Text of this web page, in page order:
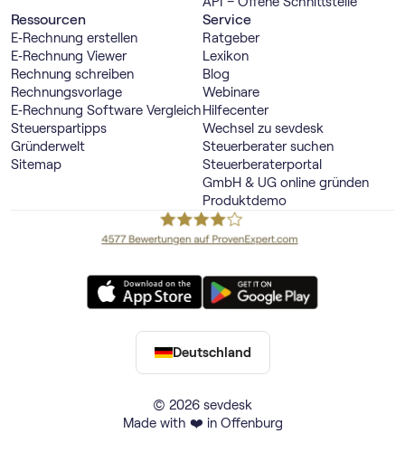
Ressourcen
E‑Rechnung erstellen
E‑Rechnung Viewer
Rechnung schreiben
Rechnungsvorlage
E‑Rechnung Software Vergleich
Steuerspartipps
Gründerwelt
Sitemap
Service
Ratgeber
Lexikon
Blog
Webinare
Hilfecenter
Wechsel zu sevdesk
Steuerberater suchen
Steuerberaterportal
GmbH & UG online gründen
Produktdemo
© 2026 sevdesk
Made with ❤️ in Offenburg
Deutschland